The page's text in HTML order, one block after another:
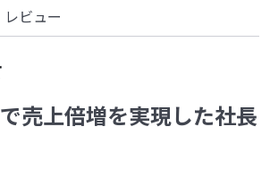
レビュー
で売上倍増を実現した社長